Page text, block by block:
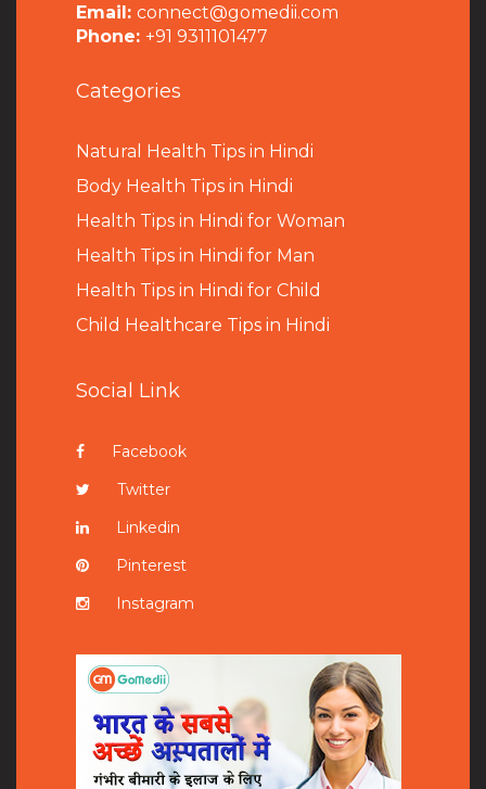
Email: connect@gomedii.com
Phone: +91 9311101477
Categories
Natural Health Tips in Hindi
Body Health Tips in Hindi
Health Tips in Hindi for Woman
Health Tips in Hindi for Man
Health Tips in Hindi for Child
Child Healthcare Tips in Hindi
Social Link
Facebook
Twitter
Linkedin
Pinterest
Instagram